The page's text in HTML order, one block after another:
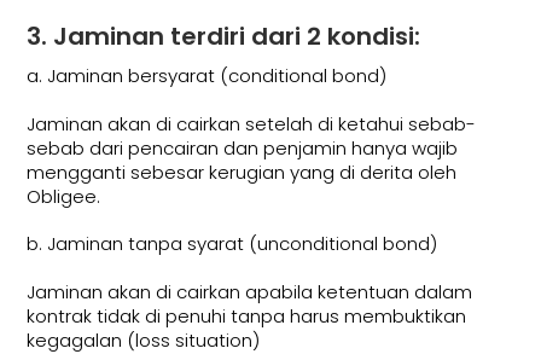
3. Jaminan terdiri dari 2 kondisi:
a. Jaminan bersyarat (conditional bond)
Jaminan akan di cairkan setelah di ketahui sebab-
sebab dari pencairan dan penjamin hanya wajib
mengganti sebesar kerugian yang di derita oleh
Obligee.
b. Jaminan tanpa syarat (unconditional bond)
Jaminan akan di cairkan apabila ketentuan dalam
kontrak tidak di penuhi tanpa harus membuktikan
kegagalan (loss situation)